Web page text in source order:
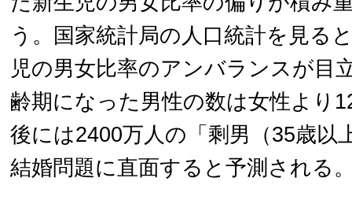
う。国家統計局の人口統計を見る
児の男女比率のアンバランスが目
齢期になった男性の数は女性より
後には2400万人の「剩男（35歳以
結婚問題に直面すると予測され